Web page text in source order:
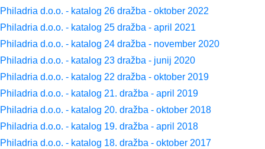
Philadria d.o.o. - katalog 26 dražba - oktober 2022
Philadria d.o.o. - katalog 25 dražba - april 2021
Philadria d.o.o. - katalog 24 dražba - november 2020
Philadria d.o.o. - katalog 23 dražba - junij 2020
Philadria d.o.o. - katalog 22 dražba - oktober 2019
Philadria d.o.o. - katalog 21. dražba - april 2019
Philadria d.o.o. - katalog 20. dražba - oktober 2018
Philadria d.o.o. - katalog 19. dražba - april 2018
Philadria d.o.o. - katalog 18. dražba - oktober 2017